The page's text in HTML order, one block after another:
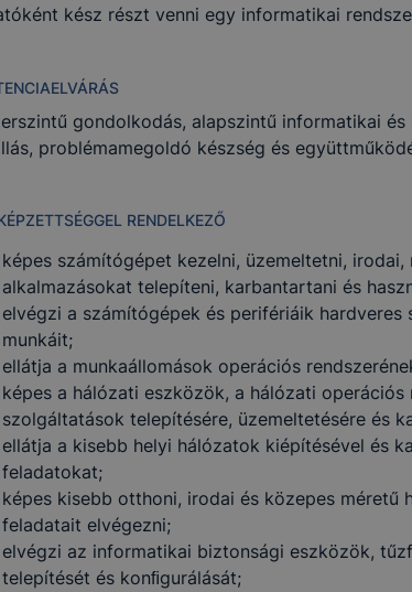
kész részt venni egy informatikai
gondolkodás, alapszintű informatikai
problémamegoldó készség és
RENDELKEZŐ
képes számítógépet kezelni, üzemeltetni,
alkalmazásokat telepíteni, karbantartani és
elvégzi a számítógépek és perifériáik hardveres
munkáit;
ellátja a munkaállomások operációs
képes a hálózati eszközök, a hálózati
szolgáltatások telepítésére, üzemeltetésére és
ellátja a kisebb helyi hálózatok kiépítésével és
feladatokat;
képes kisebb otthoni, irodai és közepes méretű
feladatait elvégezni;
elvégzi az informatikai biztonsági eszközök,
telepítését és konﬁgurálását;